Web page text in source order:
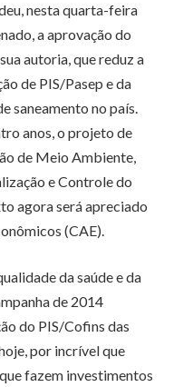
nesta quarta-feira
a aprovação do
autoria, que reduz a
de PIS/Pasep e da
saneamento no país.
anos, o projeto de
de Meio Ambiente,
e Controle do
agora será apreciado
(CAE).
da saúde e da
de 2014
do PIS/Cofins das
por incrível que
fazem investimentos